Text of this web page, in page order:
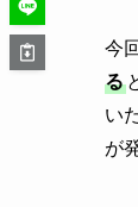
今
る
い
が